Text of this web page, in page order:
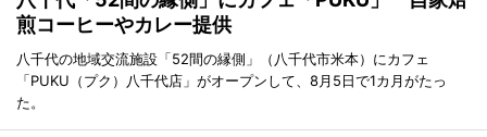
煎コーヒーやカレー提供
八千代の地域交流施設「52間の縁側」（八千代市米本）にカフェ
「PUKU（プク）八千代店」がオープンして、8月5日で1カ月がたっ
た。